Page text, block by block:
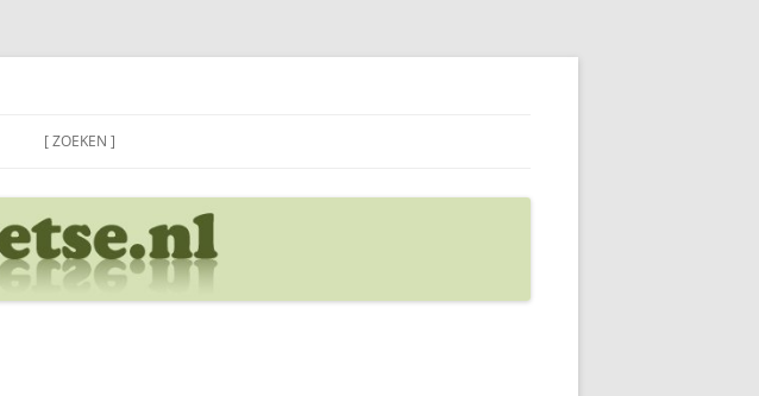
[ ZOEKEN ]